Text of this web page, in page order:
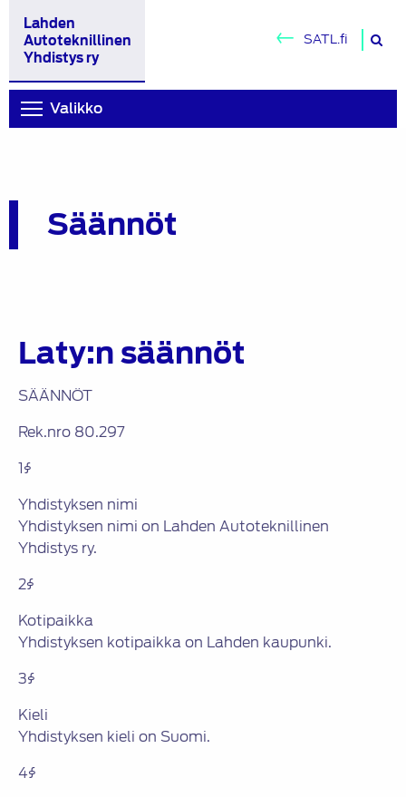
Lahden
Autoteknillinen
Yhdistys ry
SATL.fi
Valikko
Säännöt
Laty:n säännöt
SÄÄNNÖT
Rek.nro 80.297
1§
Yhdistyksen nimi
Yhdistyksen nimi on Lahden Autoteknillinen
Yhdistys ry.
2§
Kotipaikka
Yhdistyksen kotipaikka on Lahden kaupunki.
3§
Kieli
Yhdistyksen kieli on Suomi.
4§